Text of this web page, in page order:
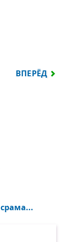
ЯСНЕЕ
ВПЕРЁД